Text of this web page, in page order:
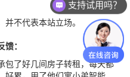
不代表本站立场。
：
包了好几间房子转租，每天都
支持试用吗？